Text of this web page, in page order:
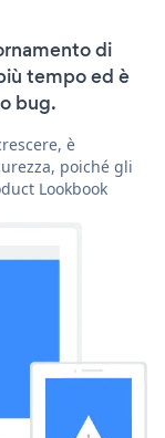
di
tempo ed è
bug.
è
poiché gli
Lookbook